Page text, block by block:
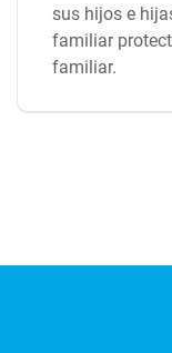
sus hijos e
familiar
familiar.